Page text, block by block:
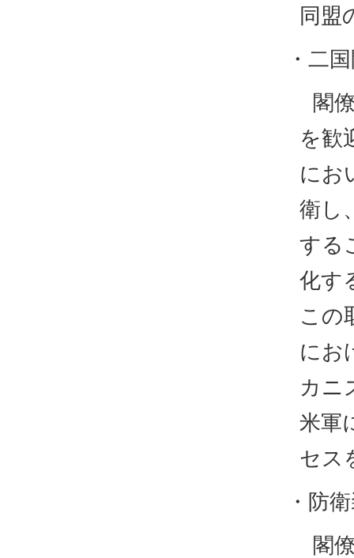
同盟
・二
閣
を歓
にお
衛し
する
化す
この
にお
カニ
米軍
セス
・防
閣